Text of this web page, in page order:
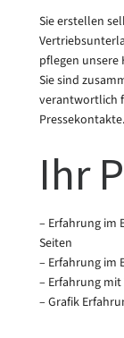
Sie erstellen
pflegen unsere
Sie sind
verantwortlich
Pressekontakte.
Ihr
– Erfahrung im
Seiten
– Erfahrung im
– Erfahrung mit
– Grafik